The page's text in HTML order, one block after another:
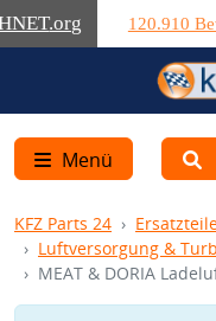
.org 120.910
Menü
KFZ Parts 24
Luftversorgung &
MEAT & DORIA